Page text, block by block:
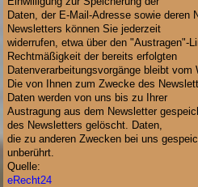
Daten, der E-Mail-Adresse sowie deren
Newsletters können Sie jederzeit
widerrufen, etwa über den "Austragen"-
Rechtmäßigkeit der bereits erfolgten
Datenverarbeitungsvorgänge bleibt vom
Die von Ihnen zum Zwecke des
Daten werden von uns bis zu Ihrer
Austragung aus dem Newsletter
des Newsletters gelöscht. Daten,
die zu anderen Zwecken bei uns
unberührt.
Quelle:
eRecht24